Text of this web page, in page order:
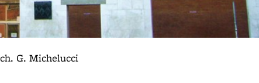
G. Michelucci